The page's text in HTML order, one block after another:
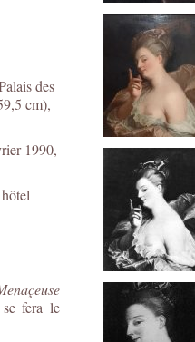
des
cm),
1990,
fera le